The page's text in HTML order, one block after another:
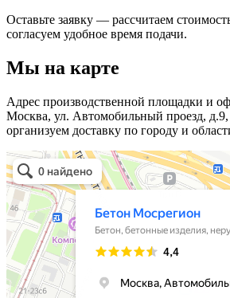
Оставьте заявку — рассчитаем
согласуем удобное время подачи.
Мы на карте
Адрес производственной площадки и
Москва, ул. Автомобильный проезд, д.9,
организуем доставку по городу и